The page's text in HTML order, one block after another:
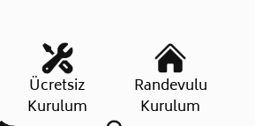
Ücretsiz
Kurulum
Randevulu
Kurulum